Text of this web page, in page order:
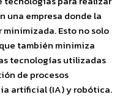
una empresa donde la
Esto no solo
también minimiza
tecnologías utilizadas
de procesos
artificial (IA) y robótica.